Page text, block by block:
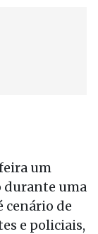
um
durante uma
cenário de
e policiais,